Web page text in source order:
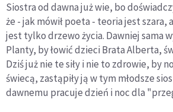
Siostra od dawna już wie, bo
że - jak mówił poeta - teoria jest szara,
jest tylko drzewo życia. Dawniej sama
Planty, by łowić dzieci Brata Alberta,
Dziś już nie te siły i nie to zdrowie, by
świecą, zastąpiły ją w tym młodsze
dawnemu pracuje dzień i noc dla